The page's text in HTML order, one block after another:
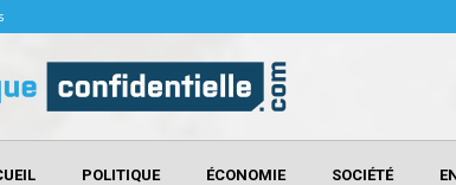
POLITIQUE ÉCONOMIE SOCIÉTÉ